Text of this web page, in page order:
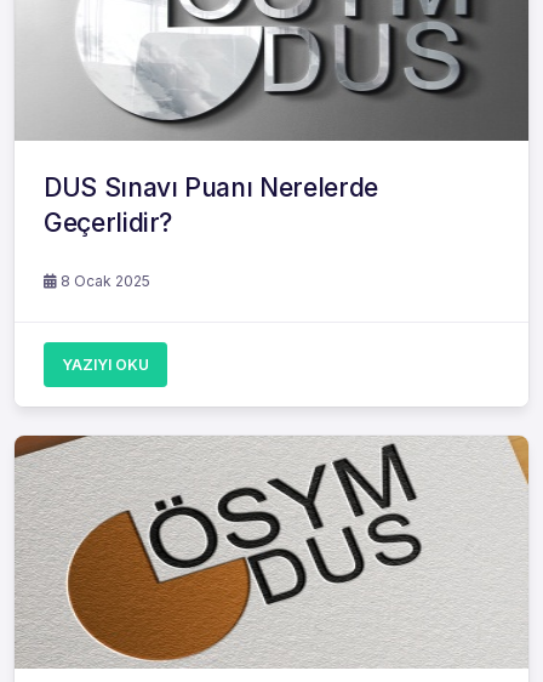
DUS Sınavı Puanı Nerelerde
Geçerlidir?
8 Ocak 2025
YAZIYI OKU